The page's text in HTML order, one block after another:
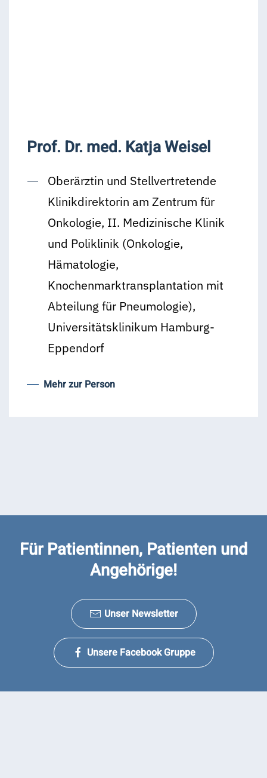
Prof. Dr. med. Katja Weisel
Oberärztin und Stellvertretende
Klinikdirektorin am Zentrum für
Onkologie, II. Medizinische Klinik
und Poliklinik (Onkologie,
Hämatologie,
Knochenmarktransplantation mit
Abteilung für Pneumologie),
Universitätsklinikum Hamburg-
Eppendorf
Mehr zur Person
Für Patientinnen, Patienten und
Angehörige!
Unser Newsletter
Unsere Facebook Gruppe